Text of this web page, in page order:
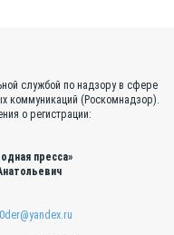
службой по надзору в сфере
коммуникаций (Роскомнадзор).
о регистрации:
пресса»